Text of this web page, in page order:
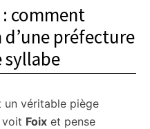
: comment
d’une préfecture
syllabe
un véritable piège
voit Foix et pense